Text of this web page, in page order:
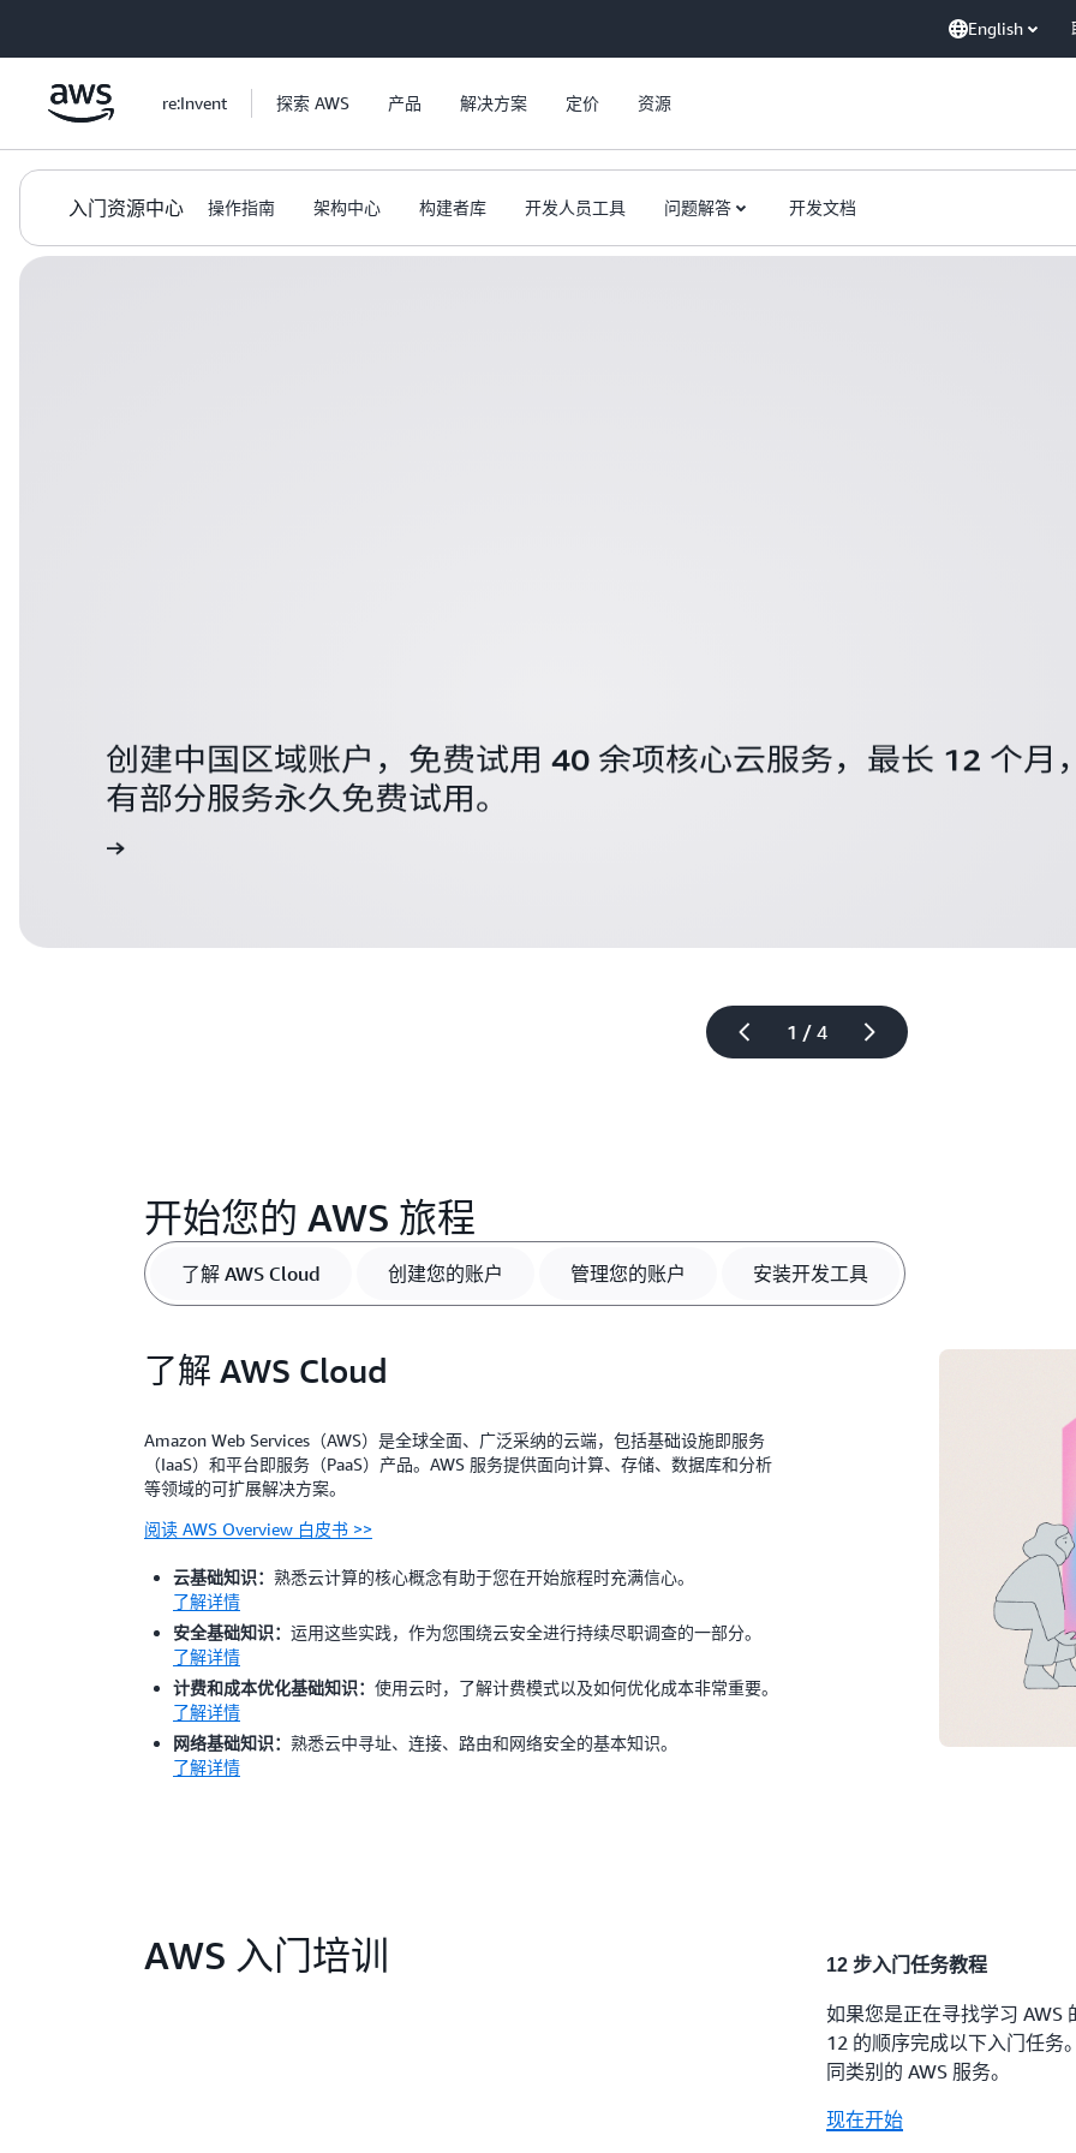
English
re:Invent 探索 AWS 产品 解决方案 定价 资源
入门资源中心 操作指南 架构中心 构建者库 开发人员工具 问题解答 开发文档
1 / 4
创建中国区域账户，免费试用 40 余项核心云服务，最长 12 个月
有部分服务永久免费试用。
开始您的 AWS 旅程
了解 AWS Cloud 创建您的账户 管理您的账户 安装开发工具
了解 AWS Cloud
Amazon Web Services（AWS）是全球全面、广泛采纳的云端，包括基础设施即服务
（IaaS）和平台即服务（PaaS）产品。AWS 服务提供面向计算、存储、数据库和分析
等领域的可扩展解决方案。
阅读 AWS Overview 白皮书 >>
云基础知识： 熟悉云计算的核心概念有助于您在开始旅程时充满信心。
了解详情
安全基础知识： 运用这些实践，作为您围绕云安全进行持续尽职调查的一部分。
了解详情
计费和成本优化基础知识： 使用云时，了解计费模式以及如何优化成本非常重要。
了解详情
网络基础知识： 熟悉云中寻址、连接、路由和网络安全的基本知识。
了解详情
AWS 入门培训 12 步入门任务教程
如果您是正在寻找学习 AWS
12 的顺序完成以下入门任务
同类别的 AWS 服务。
现在开始